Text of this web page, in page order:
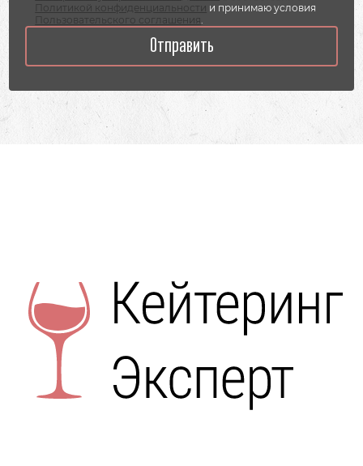
Политикой конфиденциальности и принимаю условия
Пользовательского соглашения
Отправить